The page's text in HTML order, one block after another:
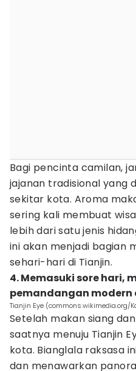
Bagi pencinta camilan,
jajanan tradisional yang
sekitar kota. Aroma
sering kali membuat
lebih dari satu jenis
ini akan menjadi bagian
sehari-hari di Tianjin.
4. Memasuki sore hari,
pemandangan modern
Tianjin Eye (commons.wikimedia.org/
Setelah makan siang
saatnya menuju Tianjin
kota. Bianglala raksasa
dan menawarkan